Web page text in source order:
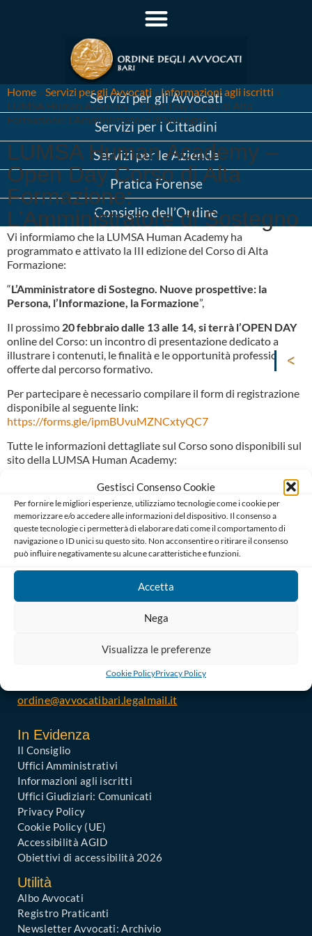
Gestisci Consenso Cookie
Per fornire le migliori esperienze, utilizziamo tecnologie come i cookie per
memorizzare e/o accedere alle informazioni del dispositivo. Il consenso a
queste tecnologie ci permetterà di elaborare dati come il comportamento di
navigazione o ID unici su questo sito. Non acconsentire o ritirare il consenso
può influire negativamente su alcune caratteristiche e funzioni.
Accetta
Nega
Visualizza le preferenze
Cookie PolicyPrivacy Policy
Servizi per gli Avvocati
Servizi per i Cittadini
Servizi per le Aziende
Pratica Forense
Consiglio dell’Ordine
Home » Servizi per gli Avvocati » Informazioni agli iscritti »
LUMSA Human Academy – Open Day Corso di Alta
Formazione: L’Amministratore di Sostegno
LUMSA Human Academy –
Open Day Corso di Alta
Formazione:
L’Amministratore di Sostegno
Vi informiamo che la LUMSA Human Academy ha
programmato e attivato la III edizione del Corso di Alta
Formazione:
“L’Amministratore di Sostegno. Nuove prospettive: la
Persona, l’Informazione, la Formazione”,
Il prossimo 20 febbraio dalle 13 alle 14, si terrà l’OPEN DAY
online del Corso: un incontro di presentazione dedicato a
illustrare i contenuti, le finalità e le opportunità professionali
offerte dal percorso formativo.
Per partecipare è necessario compilare il form di registrazione
disponibile al seguente link:
https://forms.gle/ipmBUvuMZNCxtyQC7
Tutte le informazioni dettagliate sul Corso sono disponibili sul
sito della LUMSA Human Academy:
formazione-l-amministratore-di-sostegno-terza-edizione
Ordine degli Avvocati di Bari
Palazzo di Giustizia, Piazza De Nicola 70123 BARI
Codice Fiscale: 80019470725
ordine@avvocatibari.legalmail.it
In Evidenza
Il Consiglio
Uffici Amministrativi
Informazioni agli iscritti
Uffici Giudiziari: Comunicati
Privacy Policy
Cookie Policy (UE)
Accessibilità AGID
Obiettivi di accessibilità 2026
Utilità
Albo Avvocati
Registro Praticanti
Newsletter Avvocati: Archivio